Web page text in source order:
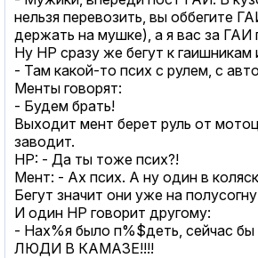
нельзя перевозить, вы оббегите
держать на мушке), а я вас за ГАИ
Ну НР сразу же бегут к гаишникам
- Там какой-то псих с рулем, с
Менты говорят:
- Будем брать!
Выходит мент берет руль от
заводит.
НР: - Да ты тоже псих?!
Мент: - Ах псих. А ну один в
Бегут значит они уже на
И один НР говорит другому:
- Нах%я было п%$деть, сейчас
ЛЮДИ В КАМАЗЕ!!!!